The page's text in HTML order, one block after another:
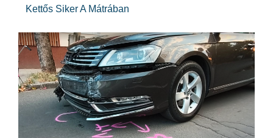
Kettős Siker A Mátrában